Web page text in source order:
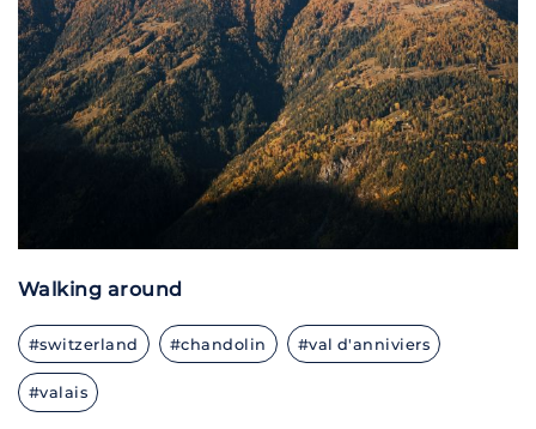
Walking around
#switzerland #chandolin #val d'anniviers
#valais